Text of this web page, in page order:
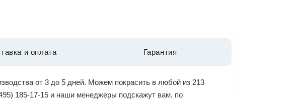
и оплата Гарантия
от 3 до 5 дней. Можем покрасить в любой из 213
185-17-15 и наши менеджеры подскажут вам, по